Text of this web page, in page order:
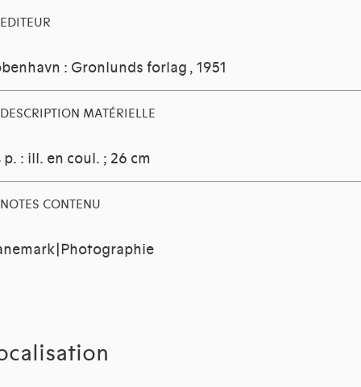
EDITEUR
: Gronlunds forlag , 1951
DESCRIPTION MATÉRIELLE
p. : ill. en coul. ; 26 cm
NOTES CONTENU